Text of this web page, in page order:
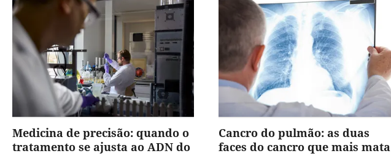
Medicina de precisão: quando o
tratamento se ajusta ao ADN do
Cancro do pulmão: as duas
faces do cancro que mais mata